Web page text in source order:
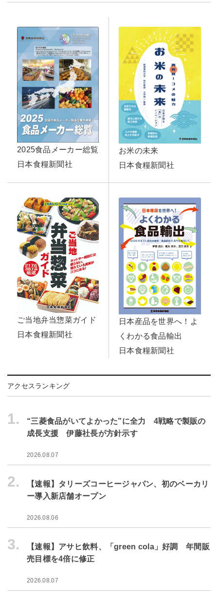
2025食品メーカー総覧
日本食糧新聞社
お米の未来
日本食糧新聞社
ご当地弁当惣菜ガイド
日本食糧新聞社
日本産品を世界へ！よ
くわかる食品輸出
日本食糧新聞社
アクセスランキング
1.
“三菱食品がいてよかった”に全力 4戦略で製販の
成長支援 伊藤社長が方針示す
2026.08.07
2.
【速報】タリーズコーヒージャパン、初のベーカリ
ー導入新店舗オープン
2026.08.06
3.
【速報】アサヒ飲料、「green cola」好調 年間販
売目標を4倍に修正
2026.08.07